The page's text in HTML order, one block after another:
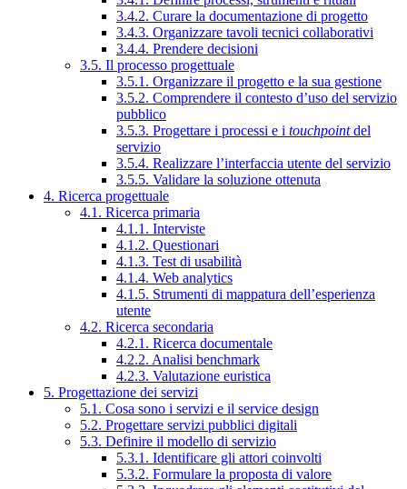
3.4.2. Curare la documentazione di progetto
3.4.3. Organizzare tavoli tecnici collaborativi
3.4.4. Prendere decisioni
3.5. Il processo progettuale
3.5.1. Organizzare il progetto e la sua gestione
3.5.2. Comprendere il contesto d’uso del servizio
pubblico
3.5.3. Progettare i processi e i touchpointdel
servizio
3.5.4. Realizzare l’interfaccia utente del servizio
3.5.5. Validare la soluzione ottenuta
4. Ricerca progettuale
4.1. Ricerca primaria
4.1.1. Interviste
4.1.2. Questionari
4.1.3. Test di usabilità
4.1.4. Web analytics
4.1.5. Strumenti di mappatura dell’esperienza
utente
4.2. Ricerca secondaria
4.2.1. Ricerca documentale
4.2.2. Analisi benchmark
4.2.3. Valutazione euristica
5. Progettazione dei servizi
5.1. Cosa sono i servizi e il service design
5.2. Progettare servizi pubblici digitali
5.3. Definire il modello di servizio
5.3.1. Identificare gli attori coinvolti
5.3.2. Formulare la proposta di valore